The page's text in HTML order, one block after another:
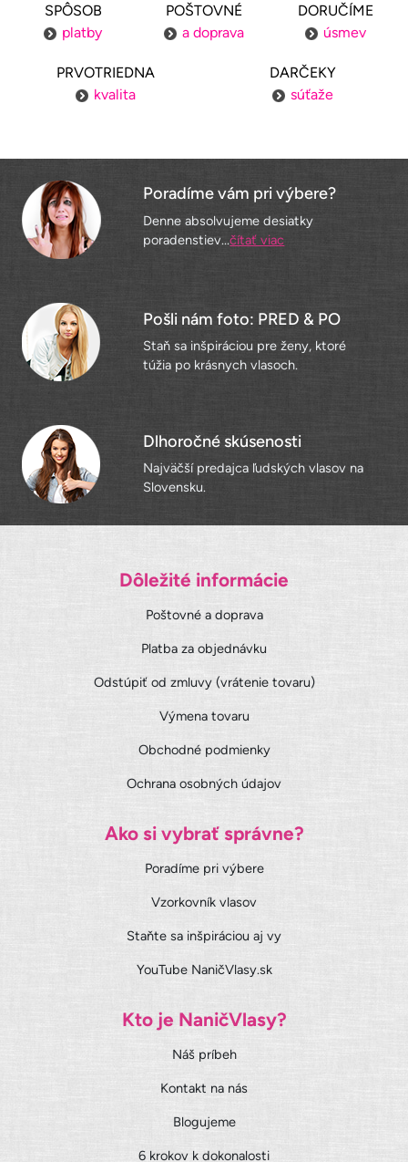
SPÔSOB
platby
POŠTOVNÉ
a doprava
DORUČÍME
úsmev
PRVOTRIEDNA
kvalita
DARČEKY
súťaže
Poradíme vám pri výbere?
Denne absolvujeme desiatky
poradenstiev...čítať viac
Pošli nám foto: PRED & PO
Staň sa inšpiráciou pre ženy, ktoré
túžia po krásnych vlasoch.
Dlhoročné skúsenosti
Najväčší predajca ľudských vlasov na
Slovensku.
Dôležité informácie
Poštovné a doprava
Platba za objednávku
Odstúpiť od zmluvy (vrátenie tovaru)
Výmena tovaru
Obchodné podmienky
Ochrana osobných údajov
Ako si vybrať správne?
Poradíme pri výbere
Vzorkovník vlasov
Staňte sa inšpiráciou aj vy
YouTube NaničVlasy.sk
Kto je NaničVlasy?
Náš príbeh
Kontakt na nás
Blogujeme
6 krokov k dokonalosti